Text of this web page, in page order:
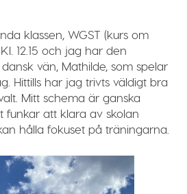
klassen, WGST (kurs om
12.15 och jag har den
vän, Mathilde, som spelar
Hittills har jag trivts väldigt bra
Mitt schema är ganska
funkar att klara av skolan
hålla fokuset på träningarna.